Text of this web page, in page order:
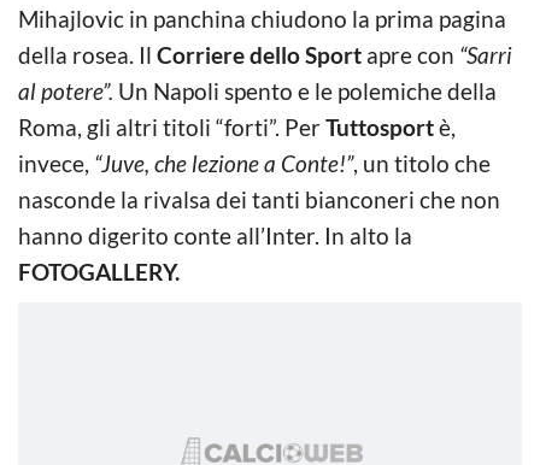
Mihajlovic in panchina chiudono la prima pagina
della rosea. Il Corriere dello Sport apre con “Sarri
al potere”. Un Napoli spento e le polemiche della
Roma, gli altri titoli “forti”. PerTuttosportè,
invece, “Juve, che lezione a Conte!”, un titolo che
nasconde la rivalsa dei tanti bianconeri che non
hanno digerito conte all’Inter. In alto la
FOTOGALLERY.